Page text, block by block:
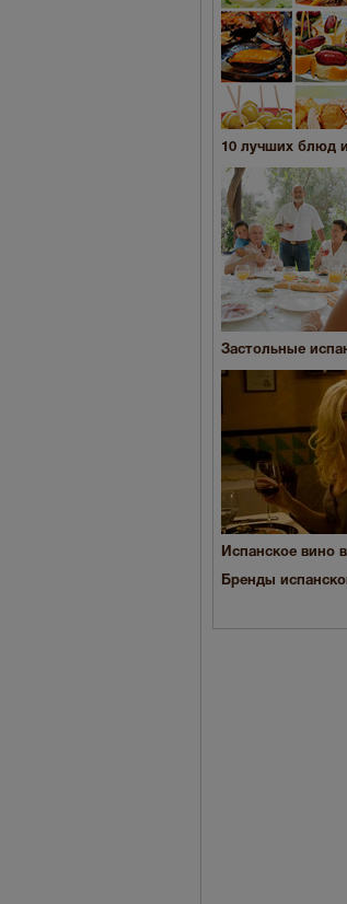
10 лучших блюд
Застольные
Испанское вино
Бренды